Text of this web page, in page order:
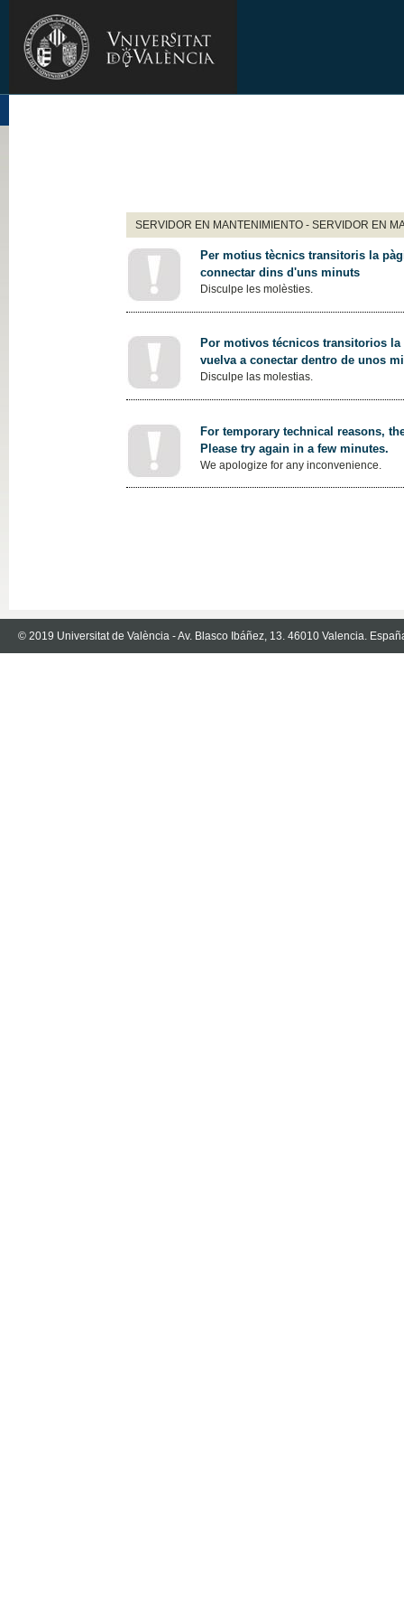
SERVIDOR EN MANTENIMIENTO - SERVIDOR EN
Per motius tècnics transitoris la
connectar dins d'uns minuts
Disculpe les molèsties.
Por motivos técnicos transitorios
vuelva a conectar dentro de unos
Disculpe las molestias.
For temporary technical reasons,
Please try again in a few minutes.
We apologize for any inconvenience.
© 2019 Universitat de València - Av. Blasco Ibáñez, 13. 46010 Valencia.